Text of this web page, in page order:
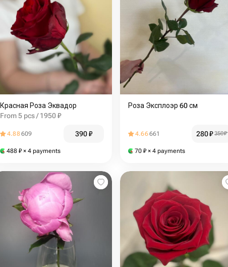
Красная Роза Эквадор
From 5 pcs / 1950 ₽
4.88609 390₽
488 ₽ × 4 payments
Роза Эксплоэр 60 см
4.66661 280₽ 350₽
70 ₽ × 4 payments